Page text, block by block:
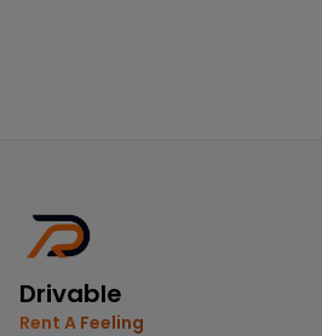
Drivable
Rent A Feeling